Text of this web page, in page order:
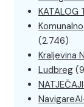
KATALOG
(2.746)
Kraljevina
Ludbreg